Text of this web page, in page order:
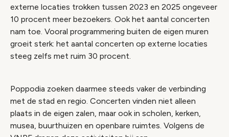
externe locaties trokken tussen 2023 en 2025 ongeveer
10 procent meer bezoekers. Ook het aantal concerten
nam toe. Vooral programmering buiten de eigen muren
groeit sterk: het aantal concerten op externe locaties
steeg zelfs met ruim 30 procent.
Poppodia zoeken daarmee steeds vaker de verbinding
met de stad en regio. Concerten vinden niet alleen
plaats in de eigen zalen, maar ook in scholen, kerken,
musea, buurthuizen en openbare ruimtes. Volgens de